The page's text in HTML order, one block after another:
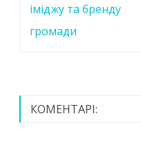
іміджу та бренду
громади
КОМЕНТАРІ: